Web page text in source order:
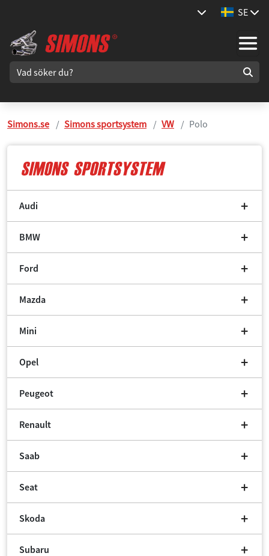
SE
Simons.se Simons sportsystem VW Polo
Audi
BMW
Ford
Mazda
Mini
Opel
Peugeot
Renault
Saab
Seat
Skoda
Subaru